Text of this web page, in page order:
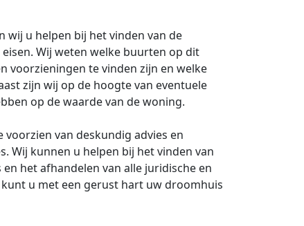
u helpen bij het vinden van de
Wij weten welke buurten op dit
voorzieningen te vinden zijn en welke
zijn wij op de hoogte van eventuele
op de waarde van de woning.
van deskundig advies en
Wij kunnen u helpen bij het vinden van
het afhandelen van alle juridische en
u met een gerust hart uw droomhuis